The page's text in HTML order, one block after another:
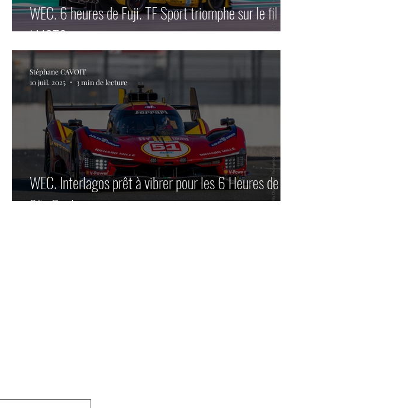
WEC. 6 heures de Fuji. TF Sport triomphe sur le fil en
LMGT3.
WEC. Interlagos prêt à vibrer pour les 6 Heures de
São Paulo.
Stéphane CAVOIT
10 juil. 2025
3 min de lecture